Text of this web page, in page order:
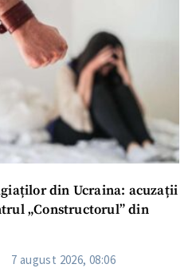
din Ucraina: acuzații
„Constructorul” din
7 august 2026, 08:06